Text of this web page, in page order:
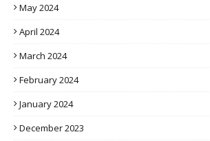
May 2024
April 2024
March 2024
February 2024
January 2024
December 2023